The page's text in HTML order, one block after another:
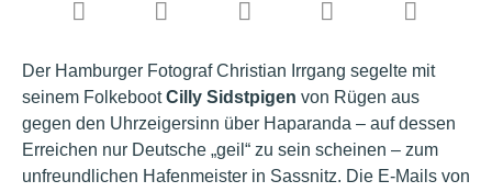
Der Hamburger Fotograf Christian Irrgang segelte mit
seinem FolkebootCilly Sidstpigen von Rügen aus
gegen den Uhrzeigersinn über Haparanda – auf dessen
Erreichen nur Deutsche „geil“ zu sein scheinen – zum
unfreundlichen Hafenmeister in Sassnitz. Die E-Mails von